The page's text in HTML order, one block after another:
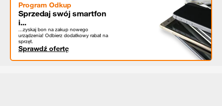
Program Odkup
Sprzedaj swój smartfon
i...
...zyskaj bon na zakup nowego
urządzenia! Odbierz dodatkowy rabat na
sprzęt.
Sprawdź ofertę